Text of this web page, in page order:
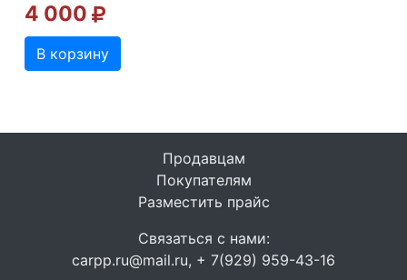
4 000
В корзину
Продавцам
Покупателям
Разместить прайс
Связаться с нами:
carpp.ru@mail.ru, + 7(929) 959-43-16